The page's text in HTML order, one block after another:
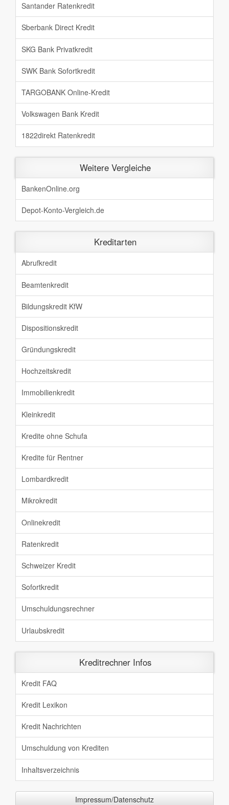
Santander Ratenkredit
Sberbank Direct Kredit
SKG Bank Privatkredit
SWK Bank Sofortkredit
TARGOBANK Online-Kredit
Volkswagen Bank Kredit
1822direkt Ratenkredit
Weitere Vergleiche
BankenOnline.org
Depot-Konto-Vergleich.de
Kreditarten
Abrufkredit
Beamtenkredit
Bildungskredit KfW
Dispositionskredit
Gründungskredit
Hochzeitskredit
Immobilienkredit
Kleinkredit
Kredite ohne Schufa
Kredite für Rentner
Lombardkredit
Mikrokredit
Onlinekredit
Ratenkredit
Schweizer Kredit
Sofortkredit
Umschuldungsrechner
Urlaubskredit
Kreditrechner Infos
Kredit FAQ
Kredit Lexikon
Kredit Nachrichten
Umschuldung von Krediten
Inhaltsverzeichnis
Impressum/Datenschutz